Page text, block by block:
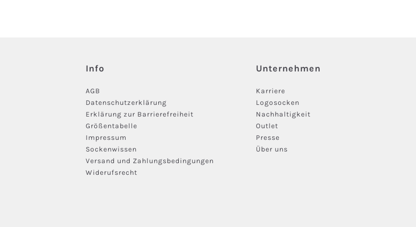
Info
AGB
Datenschutzerklärung
Erklärung zur Barrierefreiheit
Größentabelle
Impressum
Sockenwissen
Versand und Zahlungsbedingungen
Widerufsrecht
Unternehmen
Karriere
Logosocken
Nachhaltigkeit
Outlet
Presse
Über uns